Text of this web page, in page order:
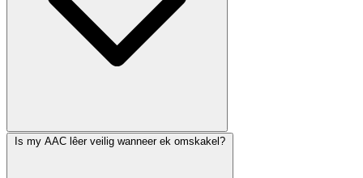
Is my AAC lêer veilig wanneer ek omskakel?